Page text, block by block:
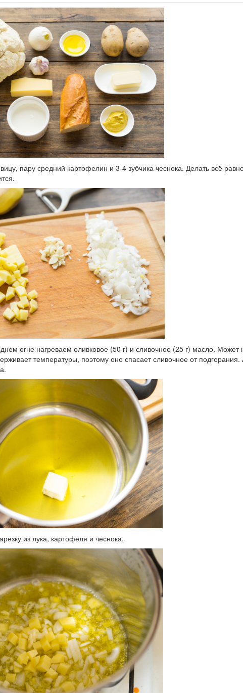
пару средний картофелин и 3-4 зубчика чеснока. Делать всё
огне нагреваем оливковое (50 г) и сливочное (25 г) масло.
температуры, поэтому оно спасает сливочное от подгорания.
из лука, картофеля и чеснока.